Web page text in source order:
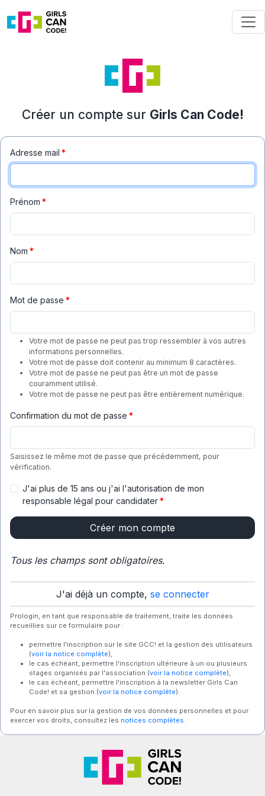
Créer un compte sur Girls Can Code!
Adresse mail *
Prénom *
Nom *
Mot de passe *
Votre mot de passe ne peut pas trop ressembler à vos autres
informations personnelles.
Votre mot de passe doit contenir au minimum 8 caractères.
Votre mot de passe ne peut pas être un mot de passe
couramment utilisé.
Votre mot de passe ne peut pas être entièrement numérique.
Confirmation du mot de passe *
Saisissez le même mot de passe que précédemment, pour
vérification.
J'ai plus de 15 ans ou j'ai l'autorisation de mon
responsable légal pour candidater*
Tous les champs sont obligatoires.
J'ai déjà un compte, se connecter
Prologin, en tant que responsable de traitement, traite les données
recueillies sur ce formulaire pour :
permettre l'inscription sur le site GCC! et la gestion des utilisateurs
(voir la notice complète),
le cas échéant, permettre l'inscription ultérieure à un ou plusieurs
stages organisés par l'association (voir la notice complète),
le cas échéant, permettre l'inscription à la newsletter Girls Can
Code! et sa gestion (voir la notice complète).
Pour en savoir plus sur la gestion de vos données personnelles et pour
exercer vos droits, consultez les notices complètes.